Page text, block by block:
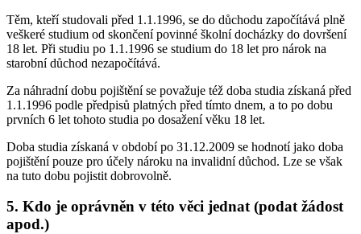
Těm, kteří studovali před 1.1.1996, se do důchodu započítává plně
veškeré studium od skončení povinné školní docházky do dovršení
18 let. Při studiu po 1.1.1996 se studium do 18 let pro nárok na
starobní důchod nezapočítává.
Za náhradní dobu pojištění se považuje též doba studia získaná před
1.1.1996 podle předpisů platných před tímto dnem, a to po dobu
prvních 6 let tohoto studia po dosažení věku 18 let.
Doba studia získaná v období po 31.12.2009 se hodnotí jako doba
pojištění pouze pro účely nároku na invalidní důchod. Lze se však
na tuto dobu pojistit dobrovolně.
5. Kdo je oprávněn v této věci jednat (podat žádost
apod.)